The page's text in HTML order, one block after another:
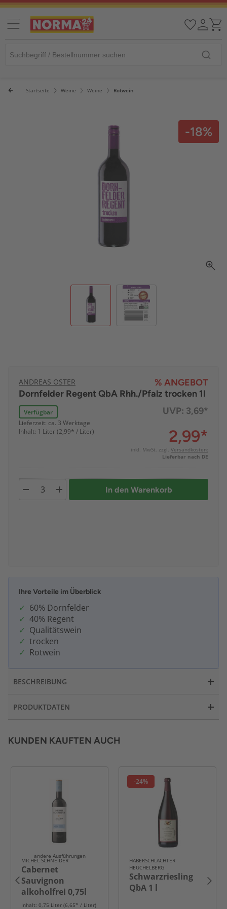
Startseite Weine Weine Rotwein
-18%
ANDREAS OSTER
% ANGEBOT
Dornfelder Regent QbA Rhh./Pfalz trocken 1l
Verfügbar
Lieferzeit: ca. 3 Werktage
Inhalt: 1 Liter (2,99* / Liter)
UVP: 3,69*
2,99*
inkl. MwSt. zzgl. Versandkosten:
Lieferbar nach DE
In den Warenkorb
Ihre Vorteile im Überblick
60% Dornfelder
40% Regent
Qualitätswein
trocken
Rotwein
BESCHREIBUNG
PRODUKTDATEN
KUNDEN KAUFTEN AUCH
andere Ausführungen
MICHEL SCHNEIDER
Cabernet
Sauvignon
alkoholfrei 0,75l
Inhalt: 0,75 Liter (6,65* / Liter)
-24%
HABERSCHLACHTER
HEUCHELBERG
Schwarzriesling
QbA 1 l